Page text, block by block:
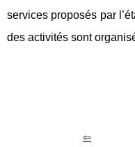
services proposés par
des activités sont